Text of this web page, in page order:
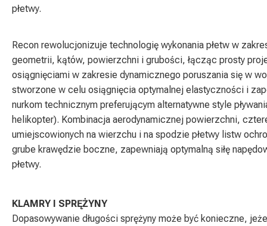
płetwy.
Recon rewolucjonizuje technologię wykonania płetw w
geometrii, kątów, powierzchni i grubości, łącząc prosty
osiągnięciami w zakresie dynamicznego poruszania się w
stworzone w celu osiągnięcia optymalnej elastyczności i
nurkom technicznym preferującym alternatywne style
helikopter). Kombinacja aerodynamicznej powierzchni,
umiejscowionych na wierzchu i na spodzie płetwy listw
grube krawędzie boczne, zapewniają optymalną siłę
płetwy.
KLAMRY I SPRĘŻYNY
Dopasowywanie długości sprężyny może być konieczne,